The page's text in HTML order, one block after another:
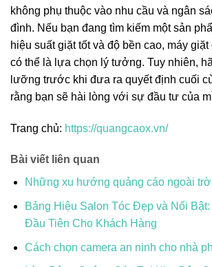
không phụ thuộc vào nhu cầu và ngân
đình. Nếu bạn đang tìm kiếm một sản
hiệu suất giặt tốt và độ bền cao, máy
có thể là lựa chọn lý tưởng. Tuy nhiên,
lưỡng trước khi đưa ra quyết định cuối
rằng bạn sẽ hài lòng với sự đầu tư của
Trang chủ: https://quangcaox.vn/
Bài viết liên quan
Những xu hướng quảng cáo ngoài
Bảng Hiệu Salon Tóc Đẹp và Nổi
Đầu Tiên Cho Khách Hàng
Cách chọn camera an ninh cho nhà